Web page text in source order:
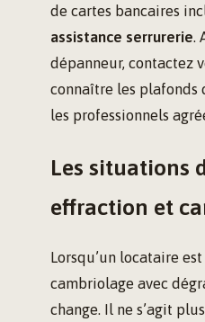
de cartes bancaires
assistance serrurerie.
dépanneur, contactez
connaître les plafonds
les professionnels
Les situations
effraction et
Lorsqu’un locataire
cambriolage avec
change. Il ne s’agit